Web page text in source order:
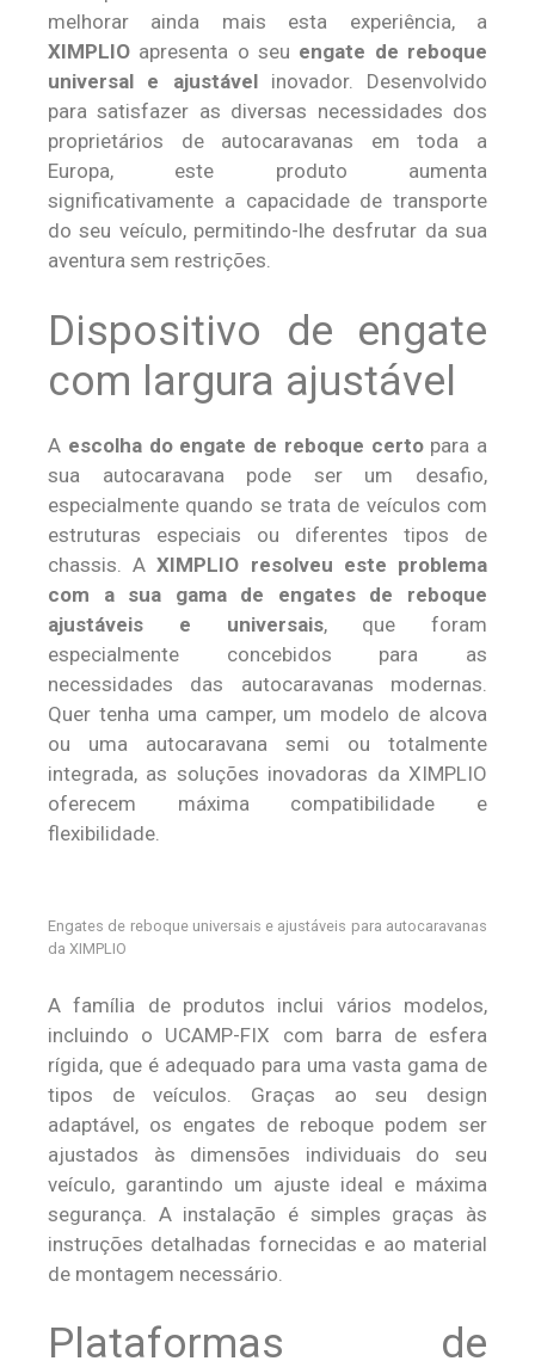
melhorar ainda mais esta experiência, a
XIMPLIO apresenta o seu engate de reboque
universal e ajustávelinovador. Desenvolvido
para satisfazer as diversas necessidades dos
proprietários de autocaravanas em toda a
Europa, este produto aumenta
significativamente a capacidade de transporte
do seu veículo, permitindo-lhe desfrutar da sua
aventura sem restrições.
Dispositivo de engate
com largura ajustável
A escolha do engate de reboque certopara a
sua autocaravana pode ser um desafio,
especialmente quando se trata de veículos com
estruturas especiais ou diferentes tipos de
chassis. AXIMPLIO resolveu este problema
com a sua gama de engates de reboque
ajustáveis e universais, que foram
especialmente concebidos para as
necessidades das autocaravanas modernas.
Quer tenha uma camper, um modelo de alcova
ou uma autocaravana semi ou totalmente
integrada, as soluções inovadoras da XIMPLIO
oferecem máxima compatibilidade e
flexibilidade.
Engates de reboque universais e ajustáveis para autocaravanas
da XIMPLIO
A família de produtos inclui vários modelos,
incluindo o UCAMP-FIX com barra de esfera
rígida, que é adequado para uma vasta gama de
tipos de veículos. Graças ao seu design
adaptável, os engates de reboque podem ser
ajustados às dimensões individuais do seu
veículo, garantindo um ajuste ideal e máxima
segurança. A instalação é simples graças às
instruções detalhadas fornecidas e ao material
de montagem necessário.
Plataformas de